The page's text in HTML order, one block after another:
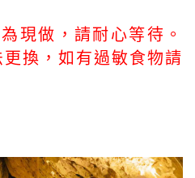
現做，請耐心等待。
換，如有過敏食物請